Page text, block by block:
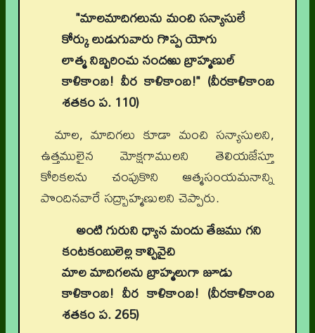
"మాలమాదిగలును మంచి సన్యాసులే
కోర్కు లుడుగువారు గొప్ప యోగు
లాత్మ నిబ్బరించు నందఱు బ్రాహ్మణుల్
కాళికాంబ! వీర కాళికాంబ!" (వీరకాళికాంబ
శతకం ప. 110)
మాల, మాదిగలు కూడా మంచి సన్యాసులని,
ఉత్తములైన మోక్షగాములని తెలియజేస్తూ
కోరికలను చంపుకొని ఆత్మసంయమనాన్ని
పొందినవారే సద్బ్రాహ్మణులని చెప్పారు.
అంటి గురుని ధ్యాన మందు తేజము గని
కంటకంబులెల్ల కాల్చివైచి
మాల మాదిగలను బ్రాహ్మలుగా జూడు
కాళికాంబ! వీర కాళికాంబ! (వీరకాళికాంబ
శతకం ప. 265)